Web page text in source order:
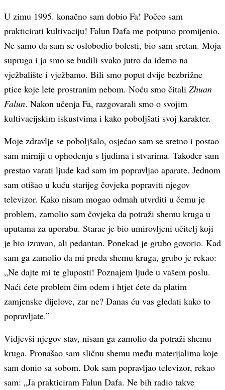
U zimu 1995. konačno sam dobio Fa! Počeo sam
prakticirati kultivaciju! Falun Dafa me potpuno promijenio.
Ne samo da sam se oslobodio bolesti, bio sam sretan. Moja
supruga i ja smo se budili svako jutro da idemo na
vježbalište i vježbamo. Bili smo poput dvije bezbrižne
ptice koje lete prostranim nebom. Noću smo čitali Zhuan
Falun. Nakon učenja Fa, razgovarali smo o svojim
kultivacijskim iskustvima i kako poboljšati svoj karakter.
Moje zdravlje se poboljšalo, osjećao sam se sretno i postao
sam mirniji u ophođenju s ljudima i stvarima. Također sam
prestao varati ljude kad sam im popravljao aparate. Jednom
sam otišao u kuću starijeg čovjeka popraviti njegov
televizor. Kako nisam mogao odmah utvrditi u čemu je
problem, zamolio sam čovjeka da potraži shemu kruga u
uputama za uporabu. Starac je bio umirovljeni učitelj koji
je bio izravan, ali pedantan. Ponekad je grubo govorio. Kad
sam ga zamolio da mi preda shemu kruga, grubo je rekao:
„Ne dajte mi te gluposti! Poznajem ljude u vašem poslu.
Naći ćete problem čim odem i htjet ćete da platim
zamjenske dijelove, zar ne? Danas ću vas gledati kako to
popravljate.”
Vidjevši njegov stav, nisam ga zamolio da potraži shemu
kruga. Pronašao sam sličnu shemu među materijalima koje
sam donio sa sobom. Dok sam popravljao televizor, rekao
sam: „Ja prakticiram Falun Dafa. Ne bih radio takve